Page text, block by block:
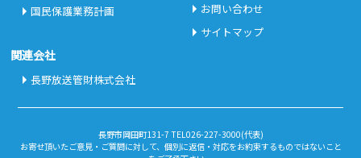
国民保護業務計画
関連会社
長野放送管財株式会社
お問い合わせ
サイトマップ
長野市岡田町131-7 TEL026-227-3000(代表)
お寄せ頂いたご意見・ご質問に対して、個別に返信・対応をお約束するものではないこと